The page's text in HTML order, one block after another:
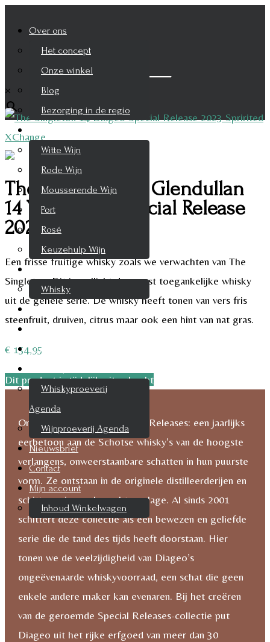
Over ons
Het concept
Onze winkel
Blog
Bezorging in de regio
Witte Wijn
Rode Wijn
Mousserende Wijn
Port
Rosé
Keuzehulp Wijn
Whisky
Whisky
Cognac
Likeur
Rum & Gin
Whiskyproeverij
Agenda
Wijnproeverij Agenda
Nieuwsbrief
Contact
Mijn account
Inhoud Winkelwagen
Zoek je product
×
The Singleton of Glendullan
14 Years 70cl Special Release
2023
Een frisse fruitige whisky zoals we verwachten van The
Singleton. Dit is wellicht de meest toegankelijke whisky
uit de gehele serie. De whisky heeft tonen van vers fris
steenfruit, druiven, citrus maar ook een hint van nat gras.
€ 154,95
Dit product is tijdelijk uitverkocht
Ontdek de magie van Special Releases: een jaarlijks
eerbetoon aan de Schotse whisky’s van de hoogste
verlangens, onweerstaanbare schatten in hun puurste
vorm. Ze ontstaan in de originele distilleerderijen en
schitteren in een beperkte oplage. Al sinds 2001
schittert deze collectie als een bewezen en geliefde
serie die de tand des tijds heeft doorstaan. Hier
tonen we de veelzijdigheid van Diageo’s
ongeëvenaarde whiskyvoorraad, een schat die geen
enkele andere maker kan evenaren. Bij het creëren
van de geroemde Special Releases-collectie put
Diageo uit het rijke erfgoed van meer dan 30